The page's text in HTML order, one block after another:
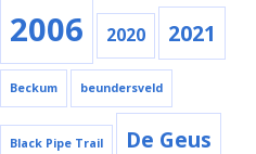
2006 2020 2021
Beckum beundersveld
Black Pipe Trail De Geus